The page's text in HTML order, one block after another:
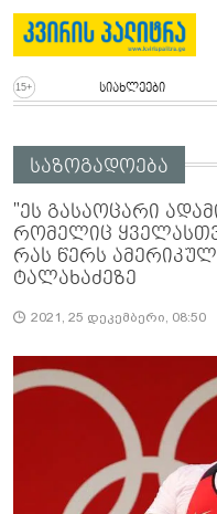
სიახლეები
საზოგადოება
"ეს გასაოცარი
რომელიც
რას წერს
ტალახაძეზე
2021, 25 დეკემბერი, 08:50